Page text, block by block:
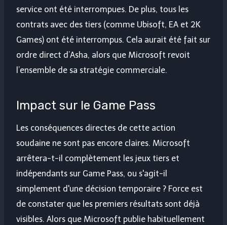
service ont été interrompues. De plus, tous les
contrats avec des tiers (comme Ubisoft, EA et 2K
Games) ont été interrompus. Cela aurait été fait sur
ordre direct d’Asha, alors que Microsoft revoit
l’ensemble de sa stratégie commerciale.
Impact sur le Game Pass
Les conséquences directes de cette action
soudaine ne sont pas encore claires. Microsoft
arrêtera-t-il complètement les jeux tiers et
indépendants sur Game Pass, ou s'agit-il
simplement d'une décision temporaire ? Force est
de constater que les premiers résultats sont déjà
visibles. Alors que Microsoft publie habituellement